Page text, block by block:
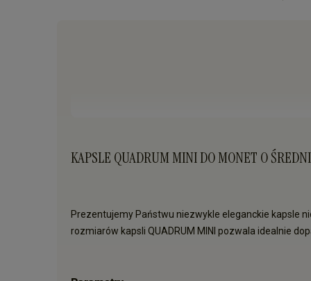
KAPSLE QUADRUM MINI DO MONET O
Prezentujemy Państwu niezwykle eleganckie kapsle
rozmiarów kapsli QUADRUM MINI pozwala idealnie